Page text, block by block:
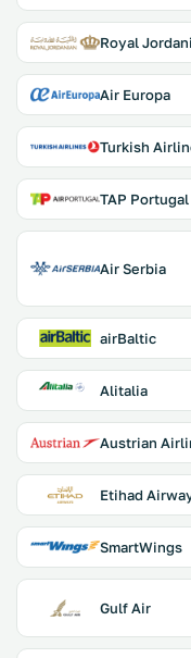
Royal
Air Europa
Turkish
TAP Portugal
Air Serbia
airBaltic
Alitalia
Austrian
Etihad
SmartWings
Gulf Air